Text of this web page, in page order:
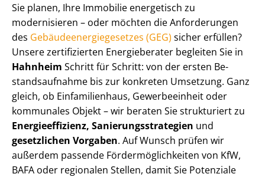
Sie planen, Ihre Immobilie energetisch zu
modernisieren – oder möchten die Anforderungen
des Ge­bäu­de­en­er­gie­ge­set­zes (GEG) sicher erfüllen?
Unsere zertifizierten Energieberater begleiten Sie in
Hahnheim Schritt für Schritt: von der ersten Be­
stands­auf­nah­me bis zur konkreten Umsetzung. Ganz
gleich, ob Einfamilienhaus, Gewerbeeinheit oder
kommunales Objekt – wir beraten Sie strukturiert zu
En­er­gie­ef­fi­zi­enz, Sa­nie­rungs­stra­te­gien und
gesetzlichen Vorgaben. Auf Wunsch prüfen wir
außerdem passende För­der­mög­lich­kei­ten von KfW,
BAFA oder regionalen Stellen, damit Sie Potenziale